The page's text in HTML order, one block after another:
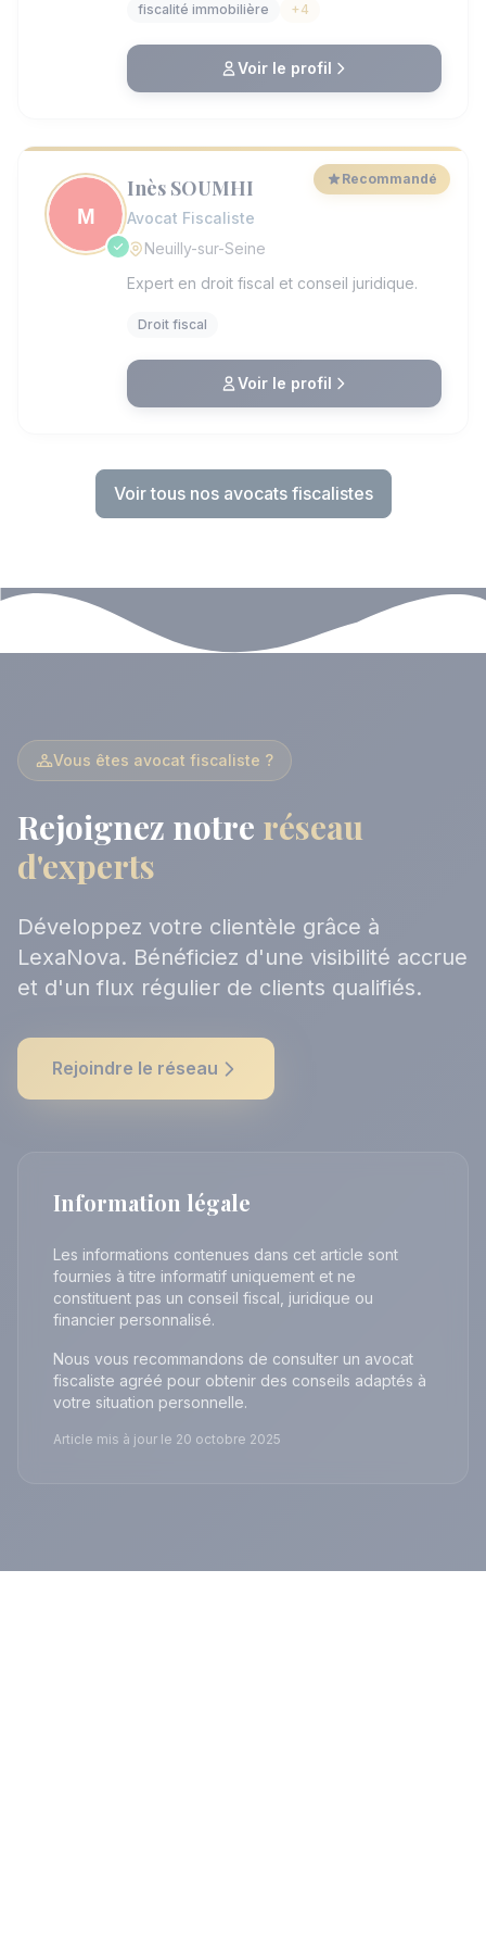
inclut l'analyse des besoins fiscaux et la
gestion de dossiers complexes en fiscalité.
Le positionnement du cabinet repose sur
rigoureuse et une grande flexibilité.
fiscalité immobilière
+4
Voir le profil
Recommandé
Inès SOUMHI
Avocat Fiscaliste
Neuilly-sur-Seine
Expert en droit fiscal et conseil juridique.
Droit fiscal
Voir le profil
Voir tous nos avocats fiscalistes
Vous êtes avocat fiscaliste ?
Rejoignez notre réseau
d'experts
Développez votre clientèle grâce à
LexaNova. Bénéficiez d'une visibilité accrue
et d'un flux régulier de clients qualifiés.
Rejoindre le réseau
Information légale
Les informations contenues dans cet article sont
fournies à titre informatif uniquement et ne
constituent pas un conseil fiscal, juridique ou
financier personnalisé.
Nous vous recommandons de consulter un avocat
fiscaliste agréé pour obtenir des conseils adaptés à
votre situation personnelle.
Article mis à jour le 20 octobre 2025